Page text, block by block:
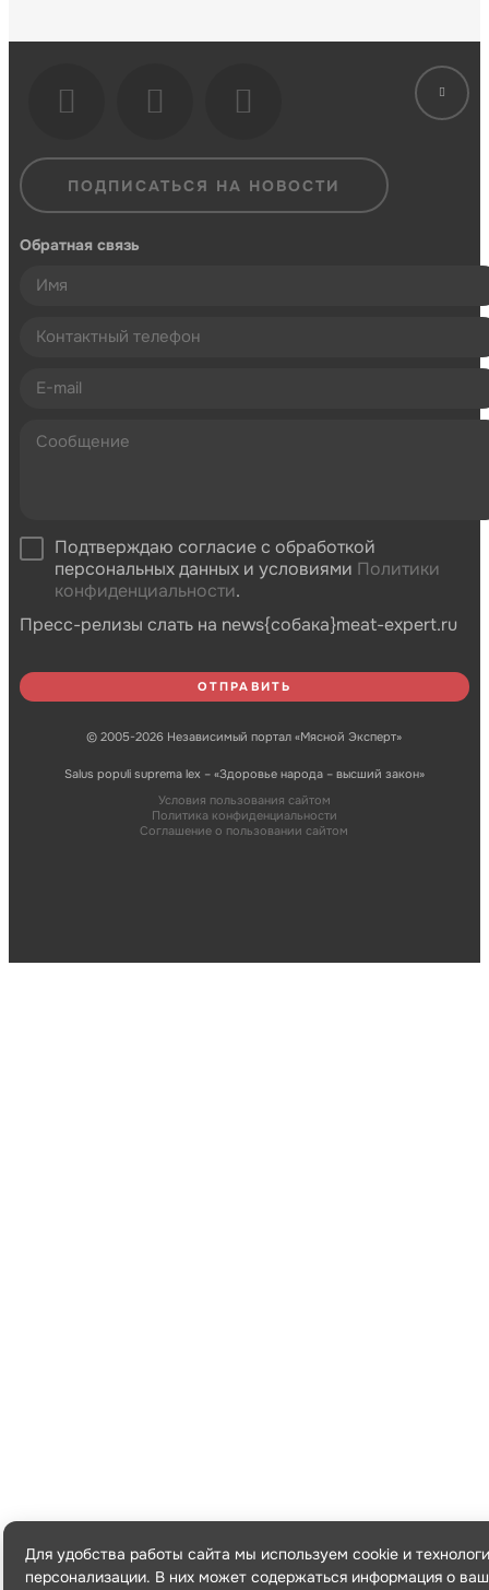
ПОДПИСАТЬСЯ НА НОВОСТИ
Обратная связь
Подтверждаю согласие с обработкой
персональных данных и условиями Политики
конфиденциальности.
Пресс-релизы слать на news{собака}meat-expert.ru
© 2005-2026 Независимый портал «Мясной Эксперт»
Salus populi suprema lex – «Здоровье народа – высший закон»
Условия пользования сайтом
Политика конфиденциальности
Соглашение о пользовании сайтом
Для удобства работы сайта мы используем cookie и
персонализации. В них может содержаться информация о